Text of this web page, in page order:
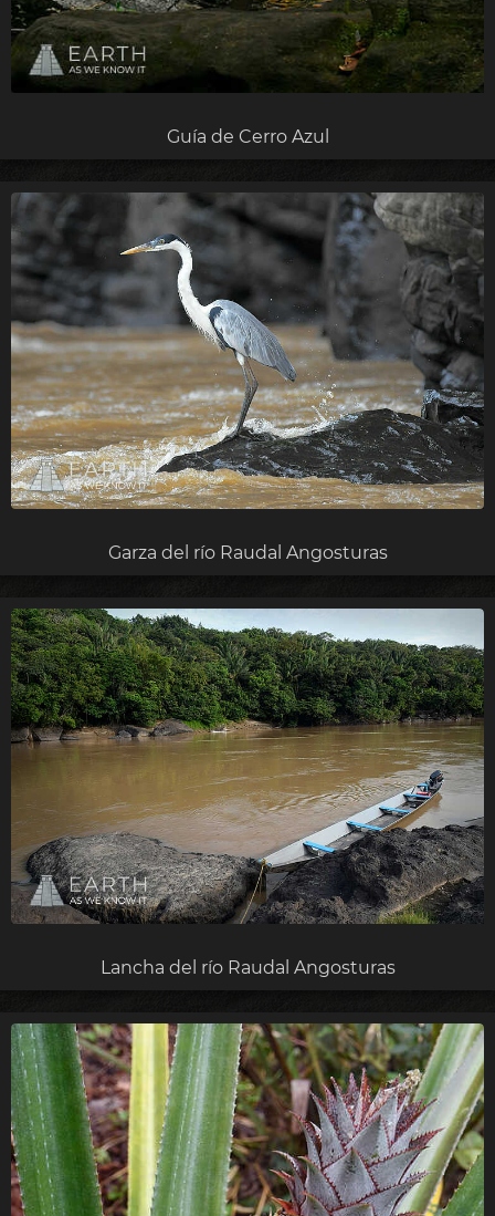
Guía de Cerro Azul
Garza del río Raudal Angosturas
Lancha del río Raudal Angosturas